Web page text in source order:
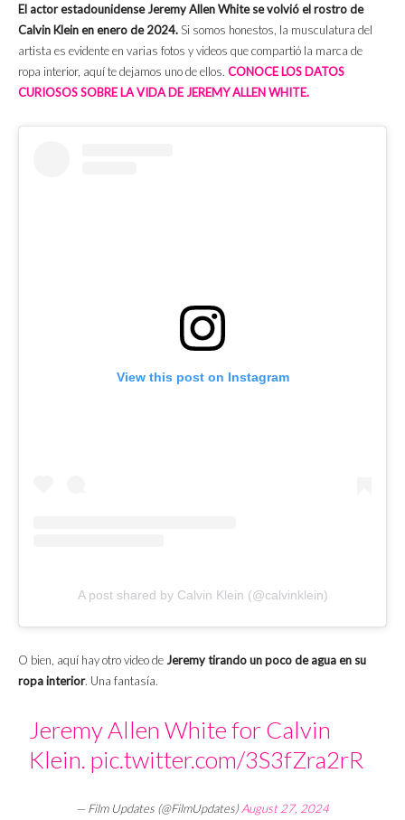
El actor estadounidense Jeremy Allen White se volvió el rostro de
Calvin Klein en enero de 2024. Si somos honestos, la musculatura del
artista es evidente en varias fotos y videos que compartió la marca de
ropa interior, aquí te dejamos uno de ellos. CONOCE LOS DATOS
CURIOSOS SOBRE LA VIDA DE JEREMY ALLEN WHITE.
View this post on Instagram
A post shared by Calvin Klein (@calvinklein)
O bien, aquí hay otro video de Jeremy tirando un poco de agua en su
ropa interior. Una fantasía.
Jeremy Allen White for Calvin
Klein. pic.twitter.com/3S3fZra2rR
— Film Updates (@FilmUpdates)August 27, 2024